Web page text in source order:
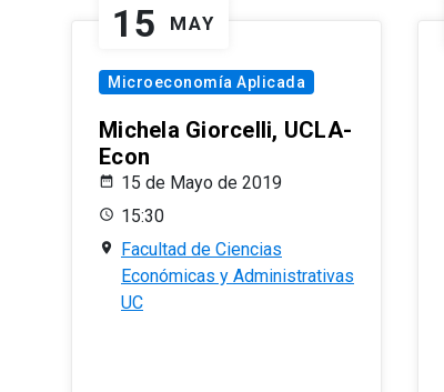
15 MAY
Microeconomía Aplicada
Michela Giorcelli, UCLA-
Econ
15 de Mayo de 2019
15:30
Facultad de Ciencias
Económicas y Administrativas
UC